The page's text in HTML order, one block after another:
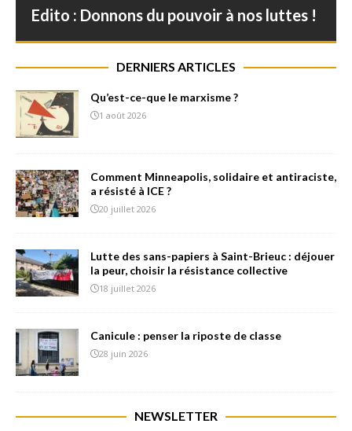
Edito : Donnons du pouvoir à nos luttes !
DERNIERS ARTICLES
Qu’est-ce-que le marxisme ?
1 août 2026
Comment Minneapolis, solidaire et antiraciste,
a résisté à ICE ?
20 juillet 2026
Lutte des sans-papiers à Saint-Brieuc : déjouer
la peur, choisir la résistance collective
18 juillet 2026
Canicule : penser la riposte de classe
28 juin 2026
NEWSLETTER